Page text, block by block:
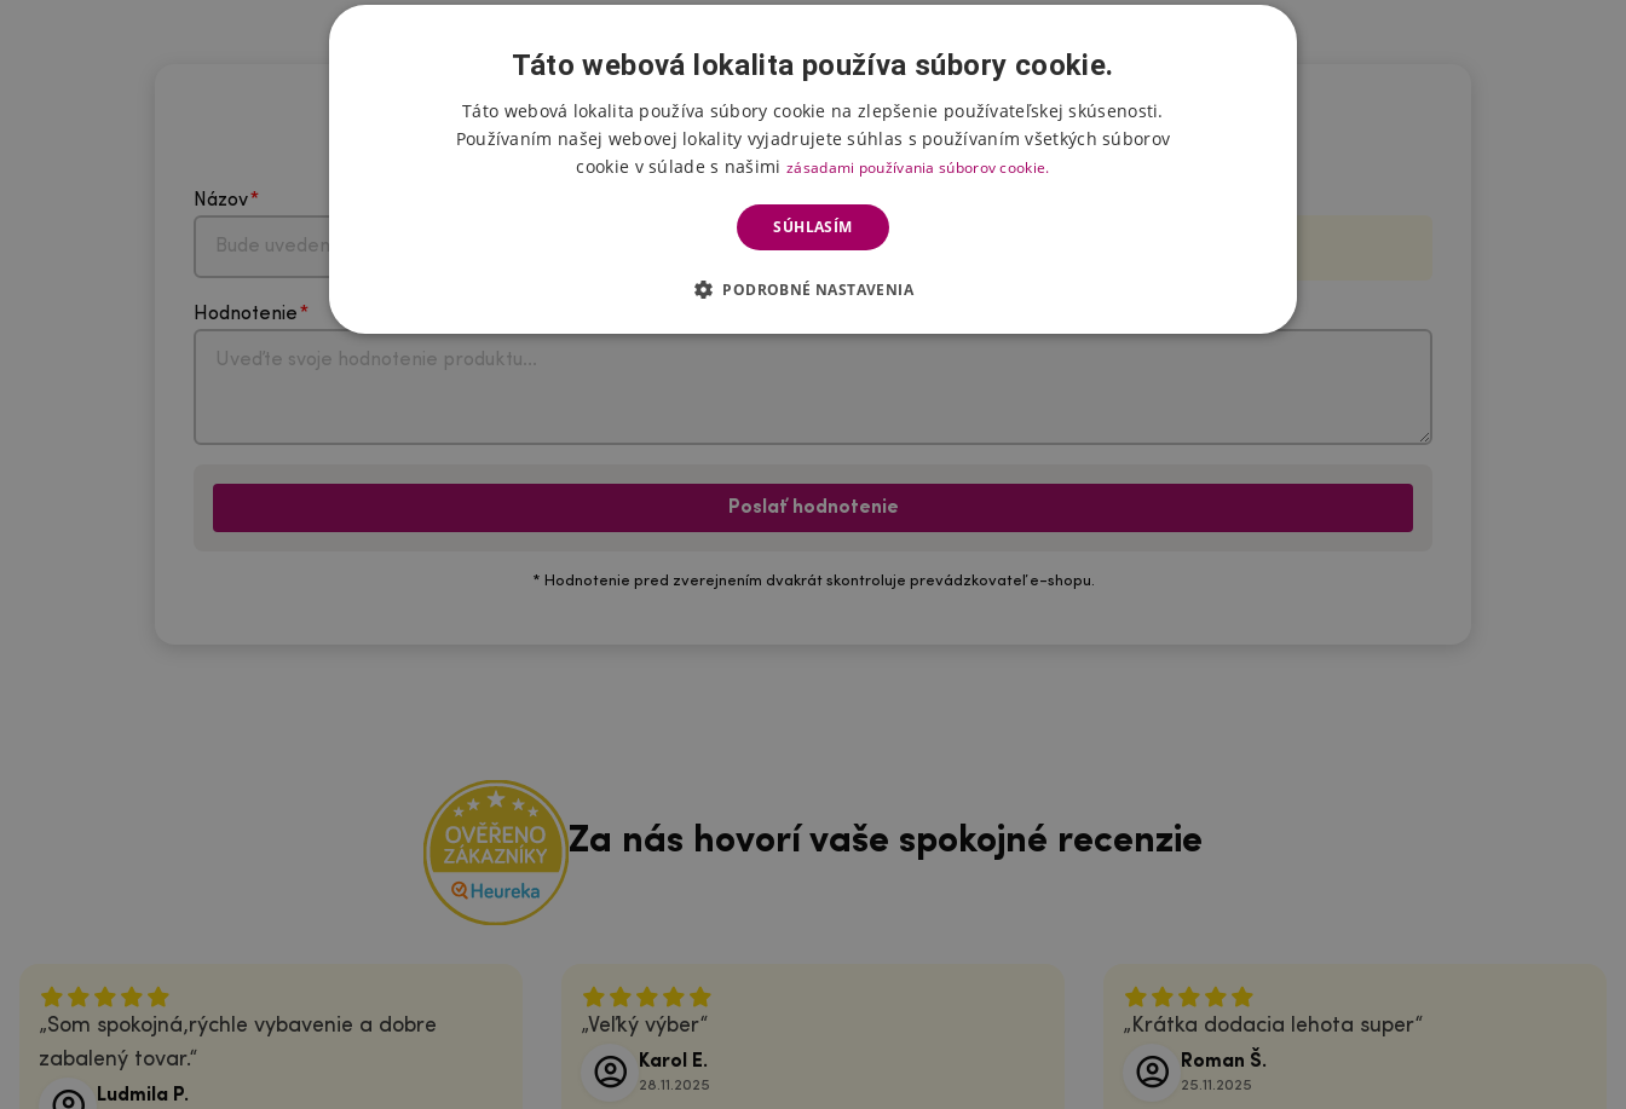
Hodnotenie produktu
Názov Vyberte počet hviezdičiek
Hodnotenie
Poslať hodnotenie
* Hodnotenie pred zverejnením dvakrát skontroluje prevádzkovateľ e-shopu.
Za nás hovorí vaše spokojné recenzie
Som spokojná,rýchle vybavenie a dobre
zabalený tovar.
Ludmila P.
Veľký výber
Karol E.
28.11.2025
Krátka dodacia lehota super
Roman Š.
25.11.2025
Táto webová lokalita používa súbory cookie.
Táto webová lokalita používa súbory cookie na zlepšenie používateľskej skúsenosti.
Používaním našej webovej lokality vyjadrujete súhlas s používaním všetkých súborov
cookie v súlade s našimi zásadami používania súborov cookie.
SÚHLASÍM
PODROBNÉ NASTAVENIA